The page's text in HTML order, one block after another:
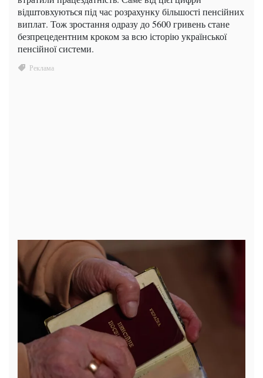
відштовхуються під час розрахунку більшості пенсійних
виплат. Тож зростання одразу до 5600 гривень стане
безпрецедентним кроком за всю історію української
пенсійної системи.